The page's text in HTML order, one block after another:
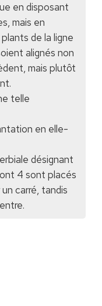
en disposant
mais en
de la ligne
alignés non
mais plutôt
telle
en elle-
désignant
4 sont placés
carré, tandis